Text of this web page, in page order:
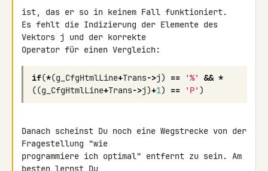
ist, das er so in keinem Fall funktioniert.
Es fehlt die Indizierung der Elemente des
Vektors j und der korrekte
Operator für einen Vergleich:
if(*(g_CfgHtmlLine+Trans->j) == '%' && *
((g_CfgHtmlLine+Trans->j)+1) == 'P' )
Danach scheinst Du noch eine Wegstrecke von der
Fragestellung "wie
programmiere ich optimal" entfernt zu sein. Am
besten lernst Du